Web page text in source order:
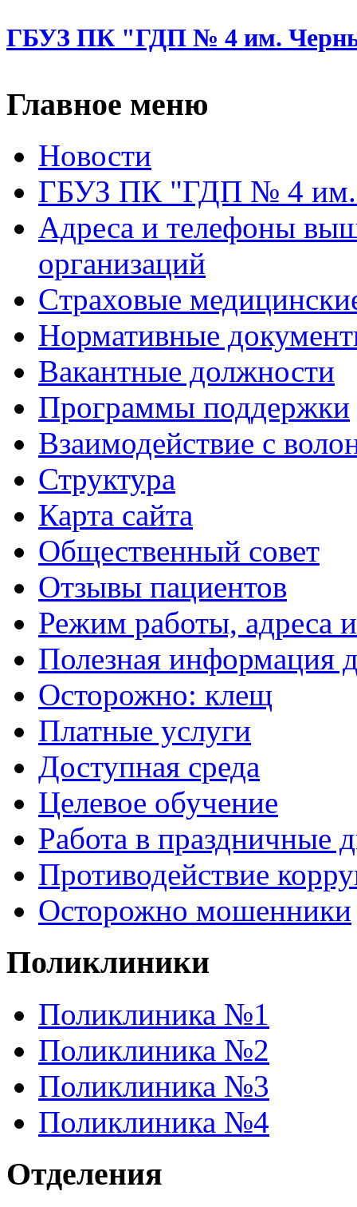
ГБУЗ ПК "ГДП № 4 им.
Главное меню
Новости
ГБУЗ ПК "ГДП № 4
Адреса и телефоны
организаций
Cтраховые
Нормативные
Вакантные должности
Программы поддержки
Взаимодействие с
Структура
Карта сайта
Общественный совет
Отзывы пациентов
Режим работы, адреса
Полезная информация
Осторожно: клещ
Платные услуги
Доступная среда
Целевое обучение
Работа в праздничные
Противодействие
Осторожно мошенники
Поликлиники
Поликлиника №1
Поликлиника №2
Поликлиника №3
Поликлиника №4
Отделения